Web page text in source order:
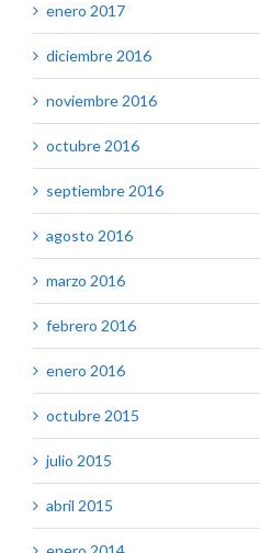
enero 2017
diciembre 2016
noviembre 2016
octubre 2016
septiembre 2016
agosto 2016
marzo 2016
febrero 2016
enero 2016
octubre 2015
julio 2015
abril 2015